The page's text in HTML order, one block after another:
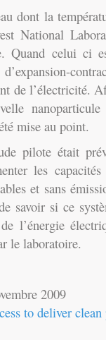
dont la
National
Quand celui ci
de l’électricité.
nanoparticule
mise au point.
pilote était
les
et sans
savoir si ce
l’énergie
le laboratoire.
2009
to deliver clean